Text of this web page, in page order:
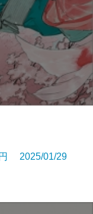
2025/01/29